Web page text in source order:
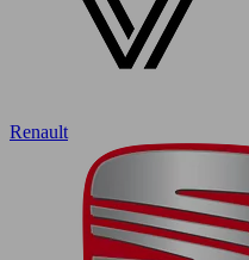
Renault